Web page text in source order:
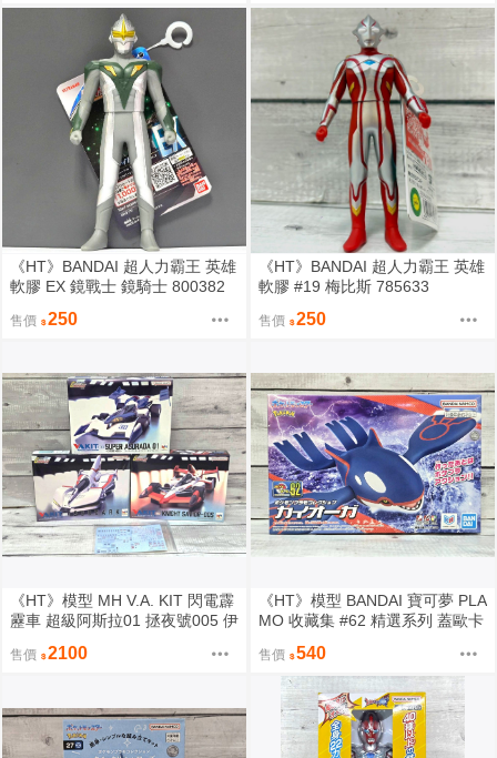
《HT》BANDAI 超人力霸王 英雄
軟膠 EX 鏡戰士 鏡騎士 800382
售價 250
《HT》BANDAI 超人力霸王 英雄
軟膠 #19 梅比斯 785633
售價 250
《HT》模型 MH V.A. KIT 閃電霹
靂車 超級阿斯拉01 拯夜號005 伊
售價 2100
《HT》模型 BANDAI 寶可夢 PLA
MO 收藏集 #62 精選系列 蓋歐卡
售價 540